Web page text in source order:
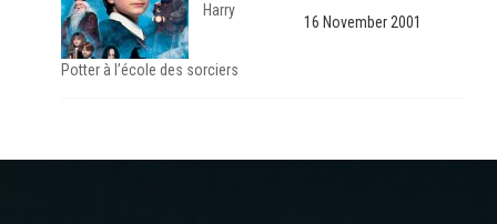
Harry
Potter à l’école des sorciers
16 November 2001